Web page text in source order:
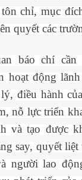
chỉ, mục
quyết các
báo chí cần
hoạt động
điều hành
nỗ lực triển
và tạo được
say, quyết liệt
người lao